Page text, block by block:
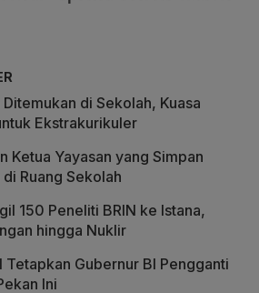
Ditemukan di Sekolah, Kuasa
Ekstrakurikuler
Ketua Yayasan yang Simpan
Ruang Sekolah
150 Peneliti BRIN ke Istana,
hingga Nuklir
Tetapkan Gubernur BI Pengganti
Ini